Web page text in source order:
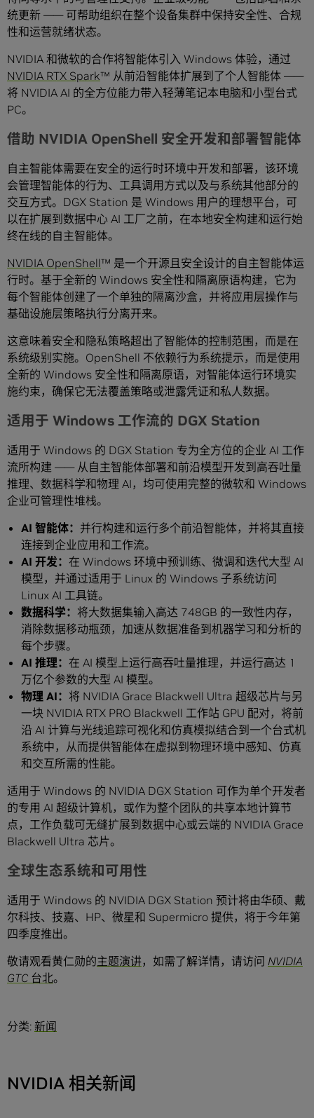
统更新 —— 可帮助组织在整个设备集群中保持安全性、合规
性和运营就绪状态。
NVIDIA 和微软的合作将智能体引入 Windows 体验，通过
NVIDIA RTX Spark™ 从前沿智能体扩展到了个人智能体 ——
将 NVIDIA AI 的全方位能力带入轻薄笔记本电脑和小型台式
PC。
借助 NVIDIA OpenShell 安全开发和部署智能体
自主智能体需要在安全的运行时环境中开发和部署，该环境
会管理智能体的行为、工具调用方式以及与系统其他部分的
交互方式。DGX Station 是 Windows 用户的理想平台，可
以在扩展到数据中心 AI 工厂之前，在本地安全构建和运行始
终在线的自主智能体。
NVIDIA OpenShell™ 是一个开源且安全设计的自主智能体运
行时。基于全新的 Windows 安全性和隔离原语构建，它为
每个智能体创建了一个单独的隔离沙盒，并将应用层操作与
基础设施层策略执行分离开来。
这意味着安全和隐私策略超出了智能体的控制范围，而是在
系统级别实施。OpenShell 不依赖行为系统提示，而是使用
全新的 Windows 安全性和隔离原语，对智能体运行环境实
施约束，确保它无法覆盖策略或泄露凭证和私人数据。
适用于 Windows 工作流的 DGX Station
适用于 Windows 的 DGX Station 专为全方位的企业 AI 工作
流所构建 —— 从自主智能体部署和前沿模型开发到高吞吐量
推理、数据科学和物理 AI，均可使用完整的微软和 Windows
企业可管理性堆栈。
AI 智能体： 并行构建和运行多个前沿智能体，并将其直接
连接到企业应用和工作流。
AI 开发： 在 Windows 环境中预训练、微调和迭代大型 AI
模型，并通过适用于 Linux 的 Windows 子系统访问
Linux AI 工具链。
数据科学： 将大数据集输入高达 748GB 的一致性内存，
消除数据移动瓶颈，加速从数据准备到机器学习和分析的
每个步骤。
AI 推理： 在 AI 模型上运行高吞吐量推理，并运行高达 1
万亿个参数的大型 AI 模型。
物理 AI： 将 NVIDIA Grace Blackwell Ultra 超级芯片与另
一块 NVIDIA RTX PRO Blackwell 工作站 GPU 配对，将前
沿 AI 计算与光线追踪可视化和仿真模拟结合到一个台式机
系统中，从而提供智能体在虚拟到物理环境中感知、仿真
和交互所需的性能。
适用于 Windows 的 NVIDIA DGX Station 可作为单个开发者
的专用 AI 超级计算机，或作为整个团队的共享本地计算节
点，工作负载可无缝扩展到数据中心或云端的 NVIDIA Grace
Blackwell Ultra 芯片。
全球生态系统和可用性
适用于 Windows 的 NVIDIA DGX Station 预计将由华硕、戴
尔科技、技嘉、HP、微星和 Supermicro 提供，将于今年第
四季度推出。
敬请观看黄仁勋的主题演讲，如需了解详情，请访问 NVIDIA
GTC 台北。
分类: 新闻
NVIDIA 相关新闻